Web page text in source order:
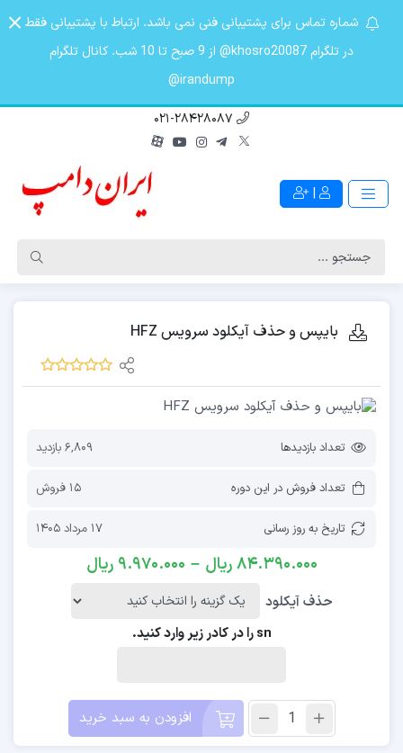
شماره تماس برای پشتیبانی فنی نمی باشد. ارتباط با پشتیبانی فقط
در تلگرام khosro20087@ از 9 صبح تا 10 شب. کانال تلگرام
irandump@
021-28428087
|
بایپس و حذف آیکلود سرویس HFZ
تعداد بازدیدها 6,809 بازدید
تعداد فروش در این دوره 15 فروش
تاریخ به روز رسانی 17 مرداد 1405
84.390.000ریال –
9.970.000 ریال
حذف آیکلود
sn را در کادر زیر وارد کنید.
افزودن به سبد خرید